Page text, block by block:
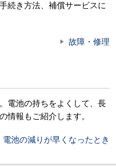
続き方法、補償サービスに
故障・修理
電池の持ちをよくして、長
情報もご紹介します。
電池の減りが早くなったとき